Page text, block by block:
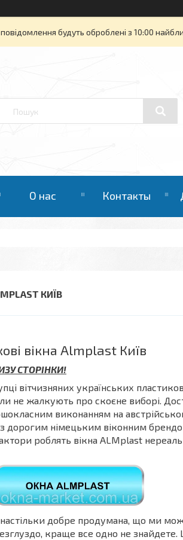
будуть оброблені з 10:00
О нас Контакты
КИЇВ
вікна Almplast Київ
СТОРІНКИ!
вітчизняних українських
не жалкують про скоєне виборі.
виконанням на
з дорогим німецьким віконним
роблять вікна ALMplast
настільки добре продумана, що ми
краще все одно не